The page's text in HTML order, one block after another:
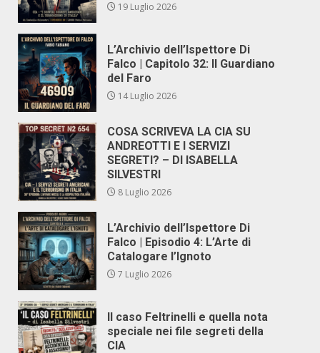
19 Luglio 2026
L’Archivio dell’Ispettore Di
Falco | Capitolo 32: Il Guardiano
del Faro
14 Luglio 2026
COSA SCRIVEVA LA CIA SU
ANDREOTTI E I SERVIZI
SEGRETI? – DI ISABELLA
SILVESTRI
8 Luglio 2026
L’Archivio dell’Ispettore Di
Falco | Episodio 4: L’Arte di
Catalogare l’Ignoto
7 Luglio 2026
Il caso Feltrinelli e quella nota
speciale nei file segreti della
CIA